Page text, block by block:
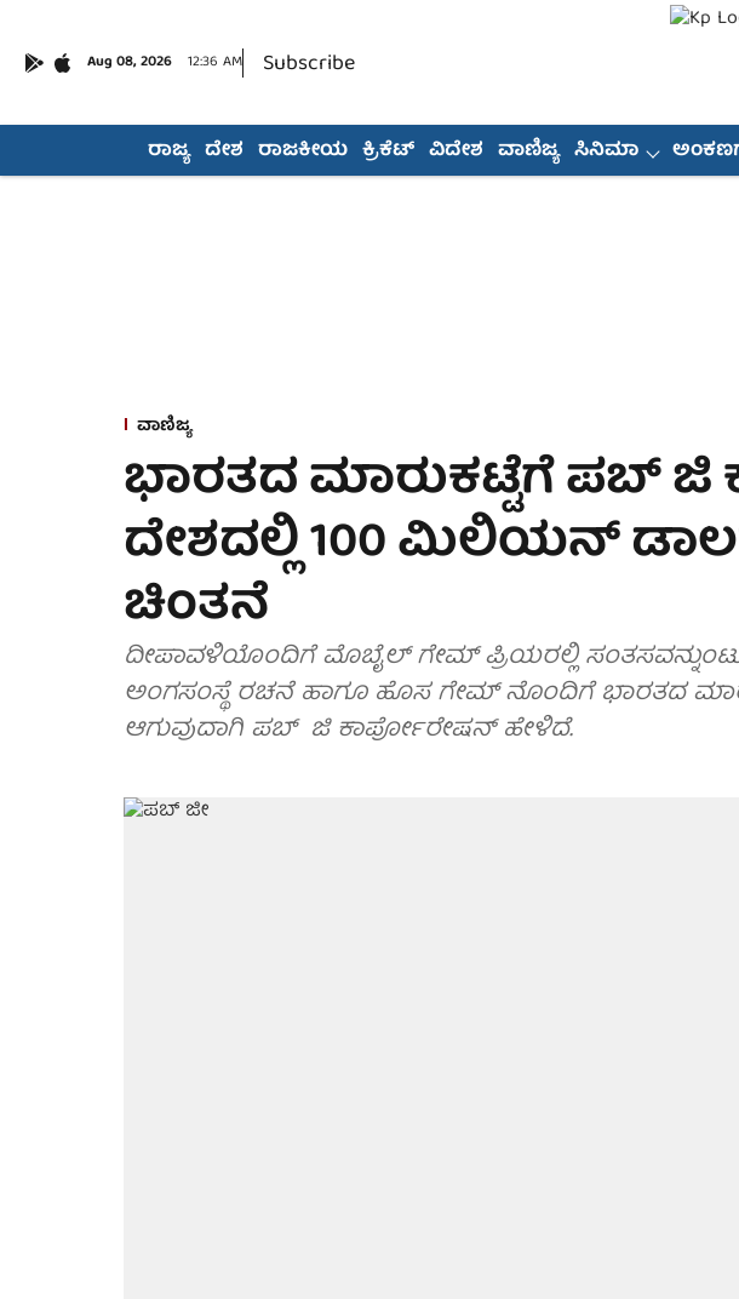
Aug 08, 2026 12:36 AM Subscribe
ರಾಜ್ಯ ದೇಶ ರಾಜಕೀಯ ಕ್ರಿಕೆಟ್ ವಿದೇಶ ವಾಣಿಜ್ಯ ಸಿನಿಮಾ
ವಾಣಿಜ್ಯ
ಭಾರತದ ಮಾರುಕಟ್ಟೆಗೆ ಪಬ್ ಜಿ
ದೇಶದಲ್ಲಿ 100 ಮಿಲಿಯನ್
ಚಿಂತನೆ
ದೀಪಾವಳಿಯೊಂದಿಗೆ ಮೊಬೈಲ್ ಗೇಮ್ ಪ್ರಿಯರಲ್ಲಿ
ಅಂಗಸಂಸ್ಥೆ ರಚನೆ ಹಾಗೂ ಹೊಸ ಗೇಮ್ ನೊಂದಿಗೆ ಭಾರತದ
ಆಗುವುದಾಗಿ ಪಬ್ ಜಿ ಕಾರ್ಪೋರೇಷನ್ ಹೇಳಿದೆ.